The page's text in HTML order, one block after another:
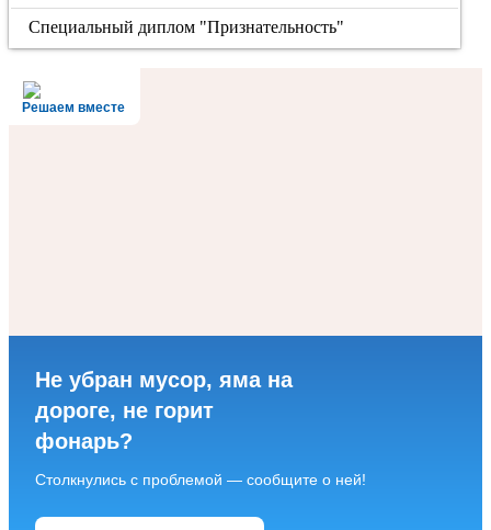
Специальный диплом "Признательность"
Решаем вместе
Не убран мусор, яма на
дороге, не горит
фонарь?
Столкнулись с проблемой — сообщите о ней!